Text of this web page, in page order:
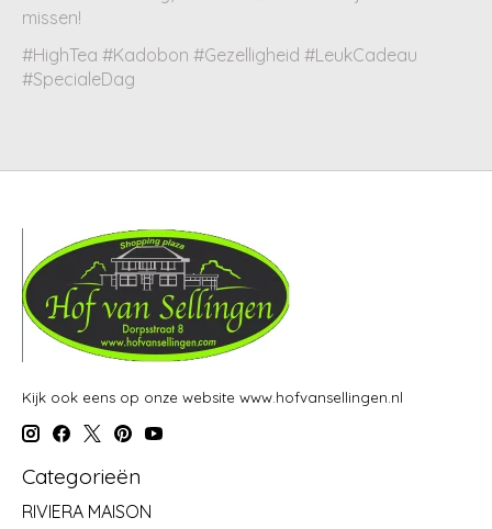
missen!
#HighTea #Kadobon #Gezelligheid #LeukCadeau
#SpecialeDag
Kijk ook eens op onze website www.hofvansellingen.nl
Categorieën
RIVIERA MAISON